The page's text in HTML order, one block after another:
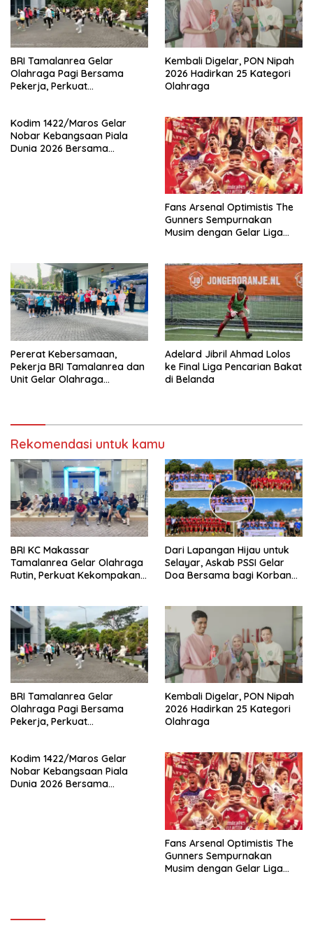
BRI Tamalanrea Gelar
Olahraga Pagi Bersama
Pekerja, Perkuat
Kembali Digelar, PON Nipah
2026 Hadirkan 25 Kategori
Olahraga
Kodim 1422/Maros Gelar
Nobar Kebangsaan Piala
Dunia 2026 Bersama
‎Fans Arsenal Optimistis The
Gunners Sempurnakan
Musim dengan Gelar Liga
Pererat Kebersamaan,
Pekerja BRI Tamalanrea dan
Unit Gelar Olahraga
Adelard Jibril Ahmad Lolos
ke Final Liga Pencarian Bakat
di Belanda
Rekomendasi untuk kamu
BRI KC Makassar
Tamalanrea Gelar Olahraga
Rutin, Perkuat Kekompakan
Dari Lapangan Hijau untuk
Selayar, Askab PSSI Gelar
Doa Bersama bagi Korban
BRI Tamalanrea Gelar
Olahraga Pagi Bersama
Pekerja, Perkuat
Kembali Digelar, PON Nipah
2026 Hadirkan 25 Kategori
Olahraga
Kodim 1422/Maros Gelar
Nobar Kebangsaan Piala
Dunia 2026 Bersama
‎Fans Arsenal Optimistis The
Gunners Sempurnakan
Musim dengan Gelar Liga